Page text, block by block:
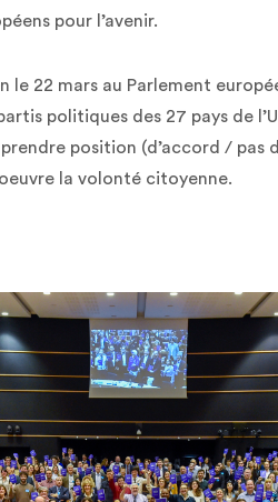
pour l’avenir.
22 mars au Parlement
politiques des 27 pays de
position (d’accord / pas
la volonté citoyenne.